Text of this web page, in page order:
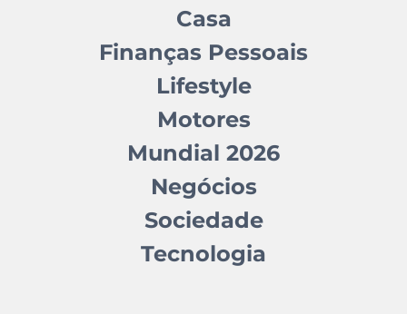
Casa
Finanças Pessoais
Lifestyle
Motores
Mundial 2026
Negócios
Sociedade
Tecnologia